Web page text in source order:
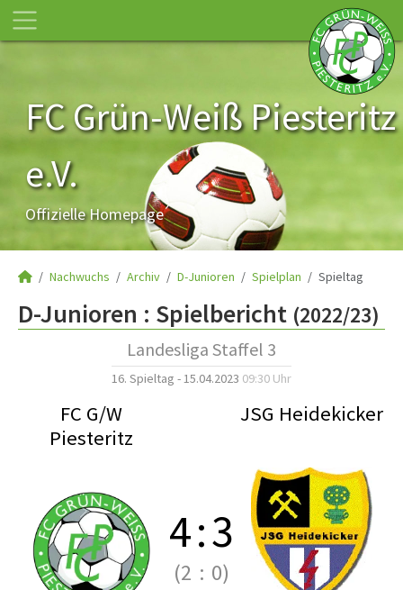
FC Grün-Weiß Piesteritz
e.V.
Offizielle Homepage
Nachwuchs Archiv D-Junioren Spielplan Spieltag
D-Junioren : Spielbericht (2022/23)
Landesliga Staffel 3
16. Spieltag - 15.04.2023 09:30 Uhr
FC G/W
Piesteritz
JSG Heidekicker
4:3
(2 : 0)